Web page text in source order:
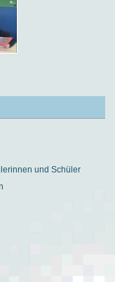
und Schüler